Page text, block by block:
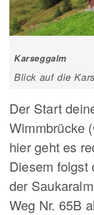
Karseggalm
Blick auf die
Der Start
Wimmbrücke
hier geht es
Diesem folgst
der
Weg Nr. 65B